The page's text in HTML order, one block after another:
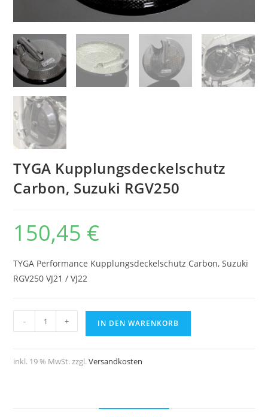
TYGA Kupplungsdeckelschutz
Carbon, Suzuki RGV250
150,45 €
TYGA Performance Kupplungsdeckelschutz Carbon, Suzuki
RGV250 VJ21 / VJ22
Kupplungsdeckelschutz
Suzuki
- + IN DEN WARENKORB
inkl. 19 % MwSt. zzgl.Versandkosten